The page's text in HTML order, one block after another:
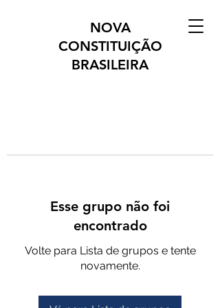
NOVA
CONSTITUIÇÃO
BRASILEIRA
Esse grupo não foi
encontrado
Volte para Lista de grupos e tente
novamente.